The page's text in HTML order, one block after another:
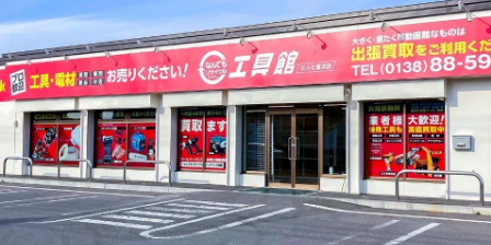
【店舗内商品コード】1021000202040
【メーカー】MAKITA/マキタ
【型番】HS631D
【カラー】ブラック
【付属品】純正ケース,取扱説明書,充電器 ・18V/6.0Ah純正バ
ッテリ(BL1860B) x 2個・鮫肌チップソー（装着済）・丸ノコガ
イド・ダストバッグ ※PSEマークあり
【ランク】Aランク